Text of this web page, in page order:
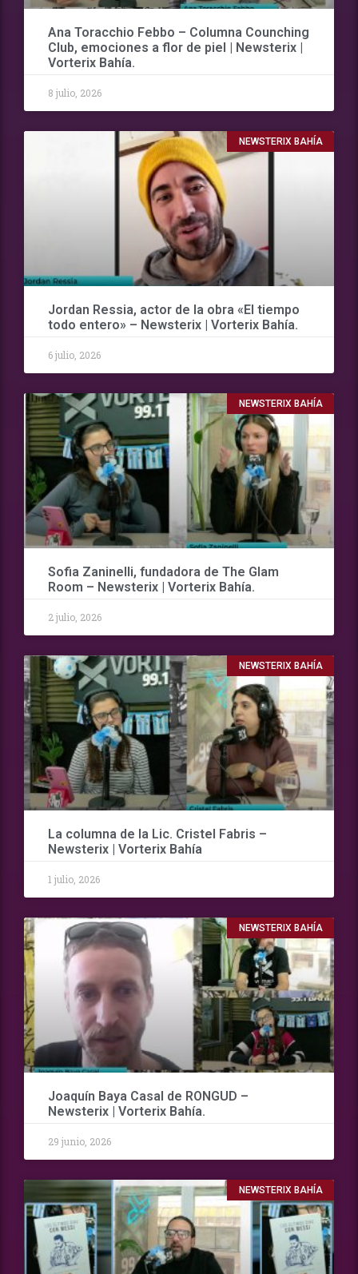
Ana Toracchio Febbo – Columna Counching
Club, emociones a flor de piel | Newsterix |
Vorterix Bahía.
8 julio, 2026
NEWSTERIX BAHÍA
Jordan Ressia, actor de la obra «El tiempo
todo entero» – Newsterix | Vorterix Bahía.
6 julio, 2026
NEWSTERIX BAHÍA
Sofia Zaninelli, fundadora de The Glam
Room – Newsterix | Vorterix Bahía.
2 julio, 2026
NEWSTERIX BAHÍA
La columna de la Lic. Cristel Fabris –
Newsterix | Vorterix Bahía
1 julio, 2026
NEWSTERIX BAHÍA
Joaquín Baya Casal de RONGUD –
Newsterix | Vorterix Bahía.
29 junio, 2026
NEWSTERIX BAHÍA